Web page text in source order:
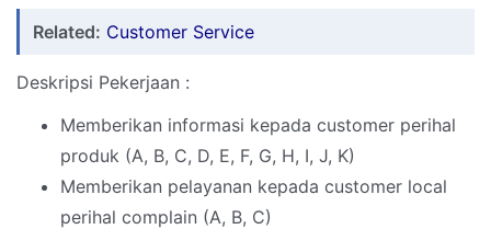
Related: Customer Service
Deskripsi Pekerjaan :
Memberikan informasi kepada customer perihal
produk (A, B, C, D, E, F, G, H, I, J, K)
Memberikan pelayanan kepada customer local
perihal complain (A, B, C)